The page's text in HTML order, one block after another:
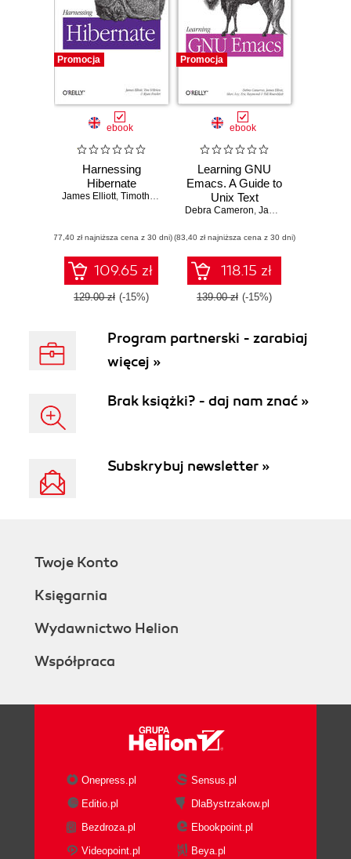
Promocja
ebook
Harnessing
Hibernate
James Elliott, Timothy M. O'Brien Ryan Fowler
(77,40 zł najniższa cena z 30 dni)
109.65 zł
129.00 zł (-15%)
Promocja
ebook
Learning GNU
Emacs. A Guide to
Unix Text
Processing. 3rd
Debra Cameron, James Elliott
(83,40 zł najniższa cena z 30 dni)
118.15 zł
139.00 zł (-15%)
Program partnerski - zarabiaj
więcej »
Brak książki? - daj nam znać »
Subskrybuj newsletter »
Twoje Konto
Księgarnia
Wydawnictwo Helion
Współpraca
Onepress.pl
Sensus.pl
Editio.pl
DlaBystrzakow.pl
Bezdroza.pl
Ebookpoint.pl
Videopoint.pl
Beya.pl